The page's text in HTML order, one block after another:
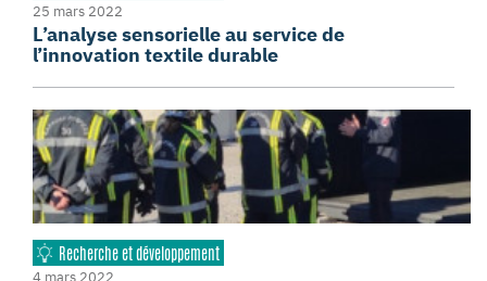
25 mars 2022
L’analyse sensorielle au service de
l’innovation textile durable
Recherche et développement
4 mars 2022